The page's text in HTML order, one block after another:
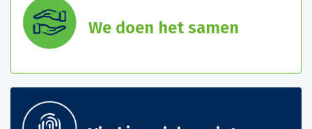
We doen het samen